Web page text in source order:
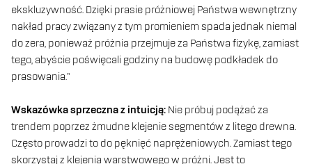
ekskluzywność. Dzięki prasie próżniowej Państwa wewnętrzny
nakład pracy związany z tym promieniem spada jednak niemal
do zera, ponieważ próżnia przejmuje za Państwa fizykę, zamiast
tego, abyście poświęcali godziny na budowę podkładek do
prasowania.”
Wskazówka sprzeczna z intuicją: Nie próbuj podążać za
trendem poprzez żmudne klejenie segmentów z litego drewna.
Często prowadzi to do pęknięć naprężeniowych. Zamiast tego
skorzystaj z klejenia warstwowego w próżni. Jest to